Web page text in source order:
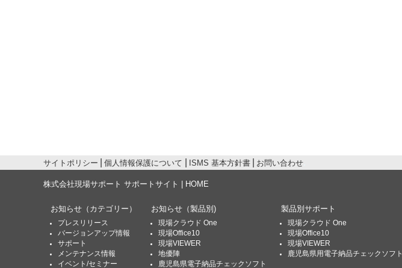
サイトポリシー 個人情報保護について ISMS 基本方針書 お問い合わせ
株式会社現場サポート サポートサイト | HOME
お知らせ （カテゴリー）
プレスリリース
バージョンアップ情報
サポート
メンテナンス情報
イベント/セミナー
お知らせ （製品別)
現場クラウド One
現場Office10
現場VIEWER
地優陣
鹿児島県電子納品チェックソフト
製品別サポート
現場クラウド One
現場Office10
現場VIEWER
鹿児島県用電子納品チェックソフト